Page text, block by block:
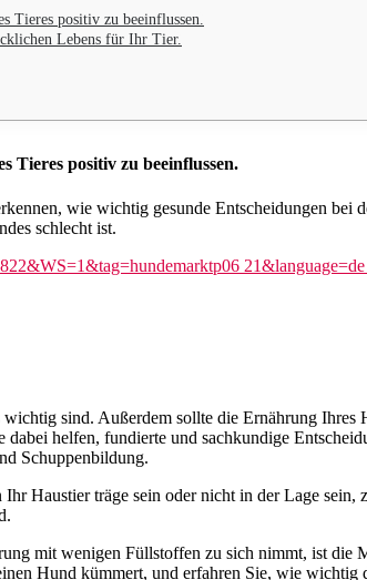
Tieres positiv zu beeinflussen.
Lebens für Ihr Tier.
Tieres positiv zu beeinflussen.
wie wichtig gesunde Entscheidungen bei
schlecht ist.
sind. Außerdem sollte die Ernährung Ihres
helfen, fundierte und sachkundige
Schuppenbildung.
Haustier träge sein oder nicht in der Lage sein,
mit wenigen Füllstoffen zu sich nimmt, ist die
Hund kümmert, und erfahren Sie, wie wichtig